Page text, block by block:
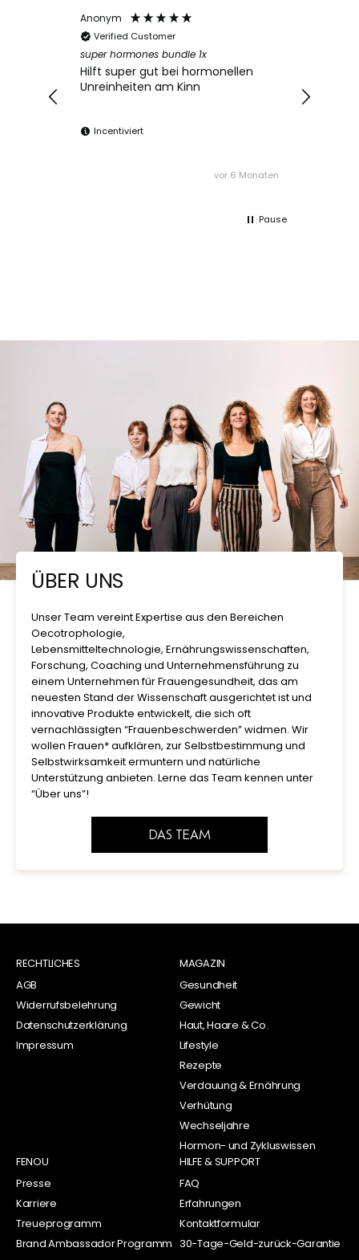
Anonym
Verified Customer
super hormones bundle 1x
Hilft super gut bei hormonellen
Unreinheiten am Kinn
Incentiviert
vor 6 Monaten
Pause
ÜBER UNS
Unser Team vereint Expertise aus den Bereichen
Oecotrophologie,
Lebensmitteltechnologie, Ernährungswissenschaften,
Forschung, Coaching und Unternehmensführung zu
einem Unternehmen für Frauengesundheit, das am
neuesten Stand der Wissenschaft ausgerichtet ist und
innovative Produkte entwickelt, die sich oft
vernachlässigten “Frauenbeschwerden” widmen. Wir
wollen Frauen* aufklären, zur Selbstbestimmung und
Selbstwirksamkeit ermuntern und natürliche
Unterstützung anbieten. Lerne das Team kennen unter
“Über uns”!
DAS TEAM
RECHTLICHES
AGB
Widerrufsbelehrung
Datenschutzerklärung
Impressum
MAGAZIN
Gesundheit
Gewicht
Haut, Haare & Co.
Lifestyle
Rezepte
Verdauung & Ernährung
Verhütung
Wechseljahre
Hormon- und Zykluswissen
FENOU
Presse
Karriere
Treueprogramm
Brand Ambassador Programm
HILFE & SUPPORT
FAQ
Erfahrungen
Kontaktformular
30-Tage-Geld-zurück-Garantie